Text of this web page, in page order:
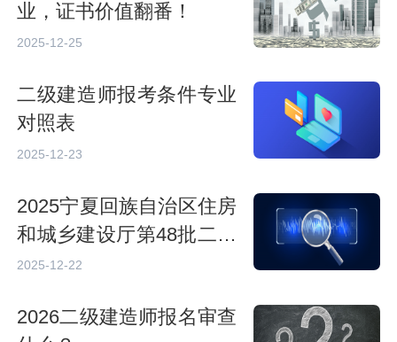
业，证书价值翻番！
2025-12-25
二级建造师报考条件专业
对照表
2025-12-23
2025宁夏回族自治区住房
和城乡建设厅第48批二级
注册建造师合格人员公告
2025-12-22
2026二级建造师报名审查